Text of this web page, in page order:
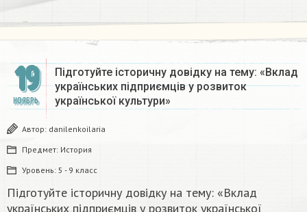
19
НОЯБРЬ
Підготуйте історичну довідку на тему: «Вклад
українських підприємців у розвиток
української культури»
Автор: danilenkoilaria
Предмет: История
Уровень: 5 - 9 класс
Підготуйте історичну довідку на тему: «Вклад
українських підприємців у розвиток української